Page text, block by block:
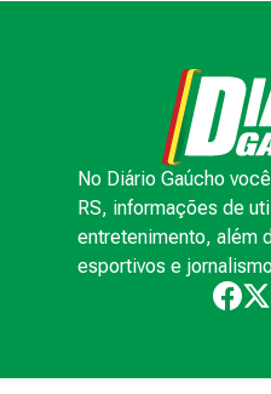
No Diário Gaúcho
RS, informações de
entretenimento, além
esportivos e